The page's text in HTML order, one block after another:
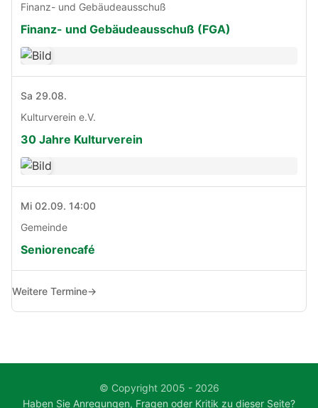
Finanz- und Gebäudeausschuß
Finanz- und Gebäudeausschuß (FGA)
Sa 29.08.
Kulturverein e.V.
30 Jahre Kulturverein
Mi 02.09. 14:00
Gemeinde
Seniorencafé
Weitere Termine→
© Copyright 2005 - 2026
Haben Sie Anregungen, Fragen oder Kritik zu dieser Seite?